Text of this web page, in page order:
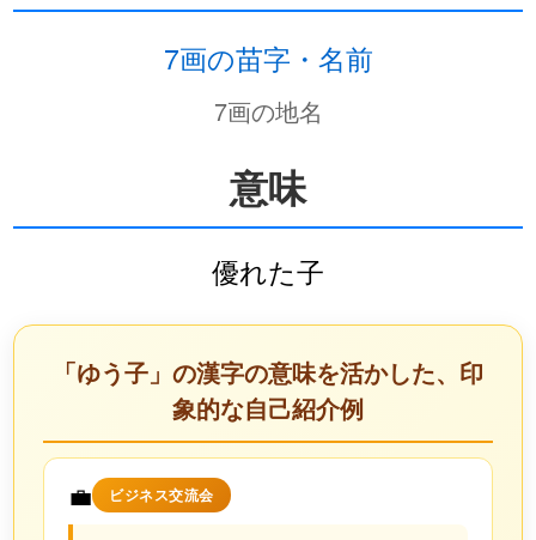
7画の苗字・名前
7画の地名
意味
優れた子
「ゆう子」の漢字の意味を活かした、印
象的な自己紹介例
💼 ビジネス交流会